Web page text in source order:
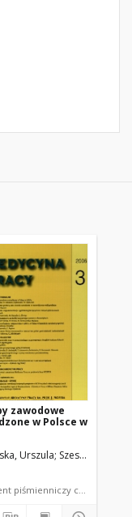
Urszula Szymczak,
zawodowe
w Polsce w
Urszula Szeszenia-
dokument piśmienniczy